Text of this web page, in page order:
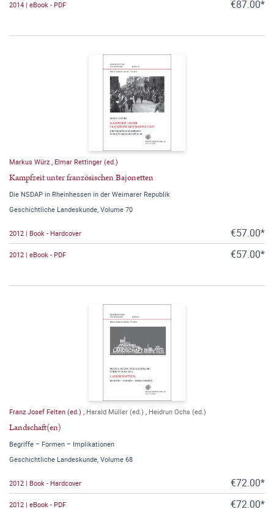
2014 | eBook - PDF €87.00*
Markus Würz , Elmar Rettinger (ed.)
Kampfzeit unter französischen Bajonetten
Die NSDAP in Rheinhessen in der Weimarer Republik
Geschichtliche Landeskunde, Volume 70
2012 | Book - Hardcover €57.00*
2012 | eBook - PDF €57.00*
Franz Josef Felten (ed.) , Harald Müller (ed.) , Heidrun Ochs (ed.)
Landschaft(en)
Begriffe – Formen – Implikationen
Geschichtliche Landeskunde, Volume 68
2012 | Book - Hardcover €72.00*
2012 | eBook - PDF €72.00*